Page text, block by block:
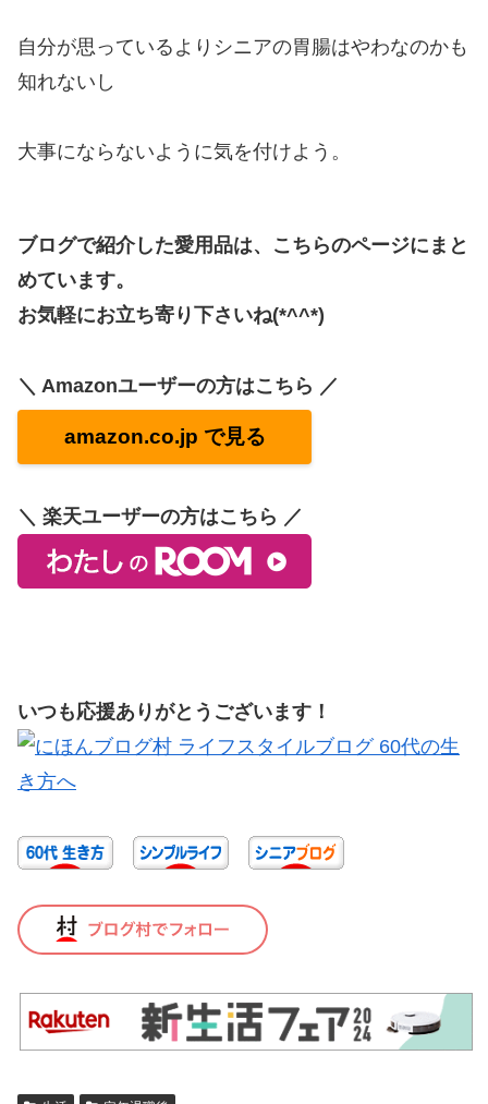
自分が思っているよりシニアの胃腸はやわなのかも
知れないし
大事にならないように気を付けよう。
ブログで紹介した愛用品は、こちらのページにまと
めています。
お気軽にお立ち寄り下さいね(*^^*)
＼ Amazonユーザーの方はこちら ／
amazon.co.jp で見る
＼ 楽天ユーザーの方はこちら ／
いつも応援ありがとうございます！